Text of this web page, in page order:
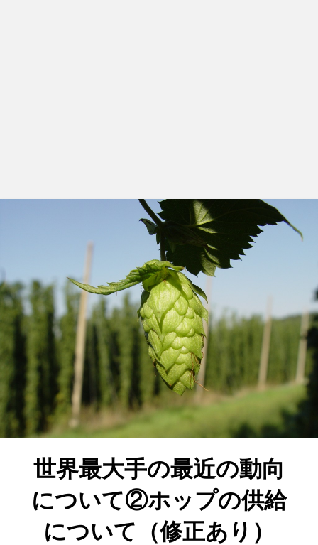
世界最大手の最近の動向
について②ホップの供給
について（修正あり）